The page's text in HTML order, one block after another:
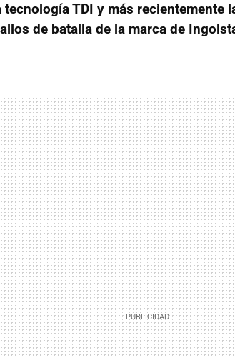
TDI y más recientemente
de batalla de la marca de